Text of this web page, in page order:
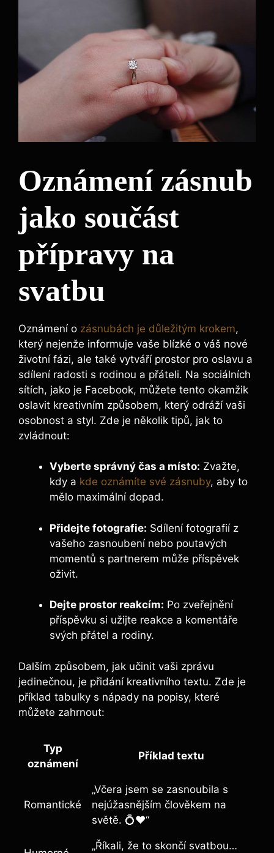
Oznámení zásnub
jako součást
přípravy na
svatbu
Oznámení o zásnubách je důležitým krokem,
který nejenže informuje vaše blízké o váš nové
životní fázi, ale také vytváří prostor pro oslavu a
sdílení radosti s rodinou a přáteli. Na sociálních
sítích, jako je Facebook, můžete tento okamžik
oslavit kreativním způsobem, který odráží vaši
osobnost a styl. Zde je několik tipů, jak to
zvládnout:
Vyberte správný čas a místo: Zvažte,
kdy a kde oznámíte své zásnuby, aby to
mělo maximální dopad.
Přidejte fotografie: Sdílení fotografií z
vašeho zasnoubení nebo poutavých
momentů s partnerem může příspěvek
oživit.
Dejte prostor reakcím: Po zveřejnění
příspěvku si užijte reakce a komentáře
svých přátel a rodiny.
Dalším způsobem, jak učinit vaši zprávu
jedinečnou, je přidání kreativního textu. Zde je
příklad tabulky s nápady na popisy, které
můžete zahrnout:
Typ
oznámení
Příklad textu
Romantické
„Včera jsem se zasnoubila s
nejúžasnějším člověkem na
světě. 💍❤️“
„Říkali, že to skončí svatbou…